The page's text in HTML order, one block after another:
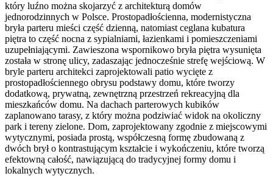
który luźno można skojarzyć z architekturą domów
jednorodzinnych w Polsce. Prostopadłościenna, modernistyczna
bryła parteru mieści część dzienną, natomiast ceglana kubatura
piętra to część nocna z sypialniami, łazienkami i pomieszczeniami
uzupełniającymi. Zawieszona wspornikowo bryła piętra wysunięta
została w stronę ulicy, zadaszając jednocześnie strefę wejściową. W
bryle parteru architekci zaprojektowali patio wycięte z
prostopadłościennego obrysu podstawy domu, które tworzy
dodatkową, prywatną, zewnętrzną przestrzeń rekreacyjną dla
mieszkańców domu. Na dachach parterowych kubików
zaplanowano tarasy, z który można podziwiać widok na okoliczny
park i tereny zielone. Dom, zaprojektowany zgodnie z miejscowymi
wytycznymi, posiada prostą, współczesną formę zbudowaną z
dwóch brył o kontrastującym kształcie i wykończeniu, które tworzą
efektowną całość, nawiązującą do tradycyjnej formy domu i
lokalnych wytycznych.